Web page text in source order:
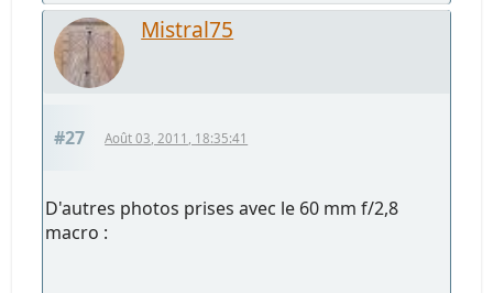
Mistral75
#27 Août 03, 2011, 18:35:41
D'autres photos prises avec le 60 mm f/2,8
macro :